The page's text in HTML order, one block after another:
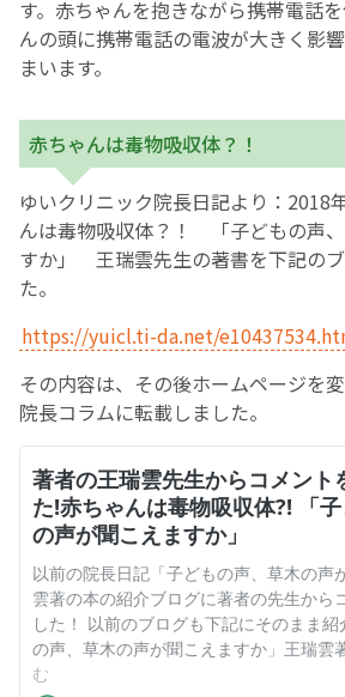
す。赤ちゃんを抱きながら携帯電話
んの頭に携帯電話の電波が大きく影
まいます。
赤ちゃんは毒物吸収体？！
ゆいクリニック院長日記より：2018
んは毒物吸収体？！ 「子どもの声
すか」 王瑞雲先生の著書を下記の
た。
https://yuicl.ti-da.net/
その内容は、その後ホームページを
院長コラムに転載しました。